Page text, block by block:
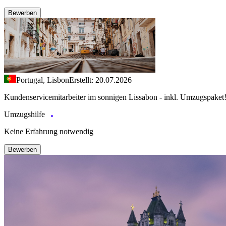
Bewerben
Portugal, LisbonErstellt: 20.07.2026
Kundenservicemitarbeiter im sonnigen Lissabon - inkl. Umzugspaket!
Umzugshilfe
Keine Erfahrung notwendig
Bewerben